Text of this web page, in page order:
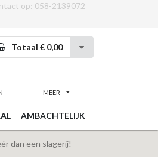
op: 058-2139072
Totaal € 0,00
MEER
AMBACHTELIJK
dan een slagerij!